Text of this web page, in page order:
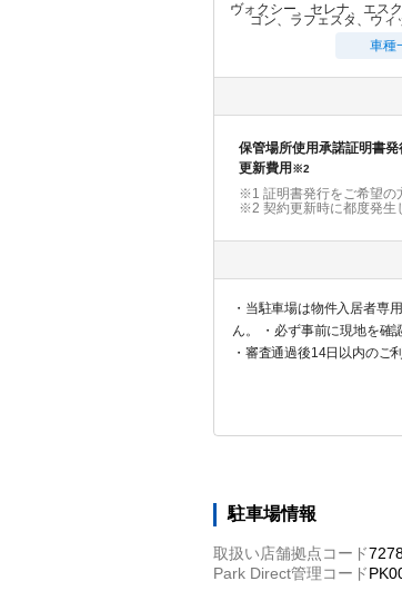
ヴォクシー、セレナ、エス
ゴン、ラフェスタ、ウィ
車種
保管場所使用承諾証明書発
更新費用※2
※1 証明書発行をご希望の
※2 契約更新時に都度発生
・当駐車場は物件入居者専
ん。 ・必ず事前に現地を確
・審査通過後14日以内のご
駐車場情報
取扱い店舗拠点コード
Park Direct管理コード